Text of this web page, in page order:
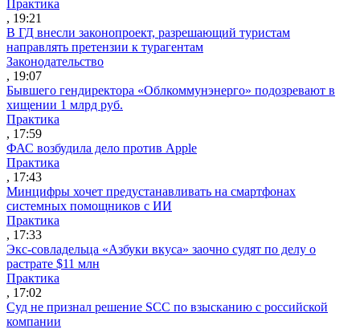
Практика
, 19:21
В ГД внесли законопроект, разрешающий туристам
направлять претензии к турагентам
Законодательство
, 19:07
Бывшего гендиректора «Облкоммунэнерго» подозревают в
хищении 1 млрд руб.
Практика
, 17:59
ФАС возбудила дело против Apple
Практика
, 17:43
Минцифры хочет предустанавливать на смартфонах
системных помощников с ИИ
Практика
, 17:33
Экс-совладельца «Азбуки вкуса» заочно судят по делу о
растрате $11 млн
Практика
, 17:02
Суд не признал решение SCC по взысканию с российской
компании